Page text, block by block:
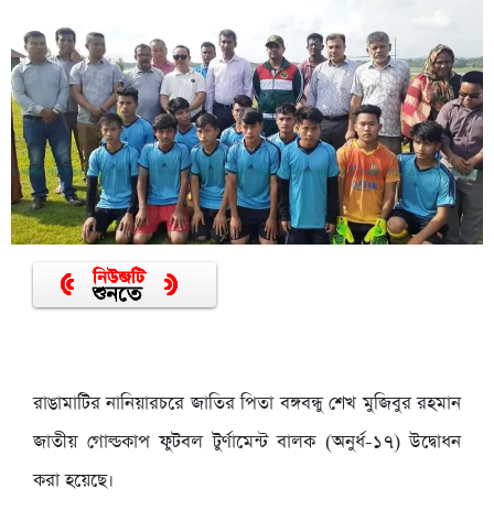
রাঙামাটির নানিয়ারচরে জাতির পিতা বঙ্গবন্ধু শেখ মুজিবুর রহমান
জাতীয় গোল্ডকাপ ফুটবল টুর্ণামেন্ট বালক (অনুর্ধ-১৭) উদ্বোধন
করা হয়েছে।